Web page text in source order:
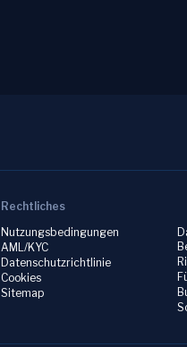
Rechtliches
Nutzungsbedingungen
AML/KYC
Datenschutzrichtlinie
Cookies
Sitemap